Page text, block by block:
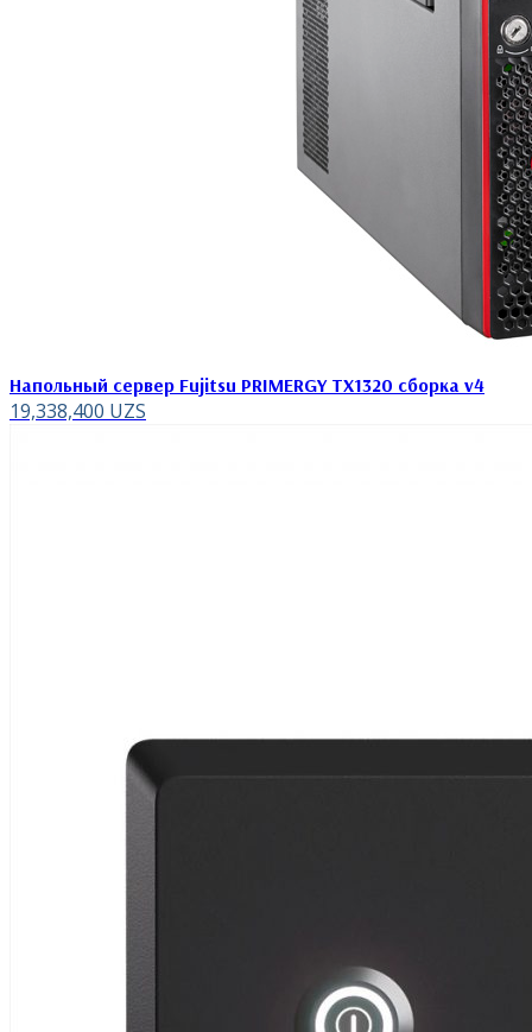
Напольный сервер Fujitsu PRIMERGY TX1320 сборка v4
19,338,400 UZS